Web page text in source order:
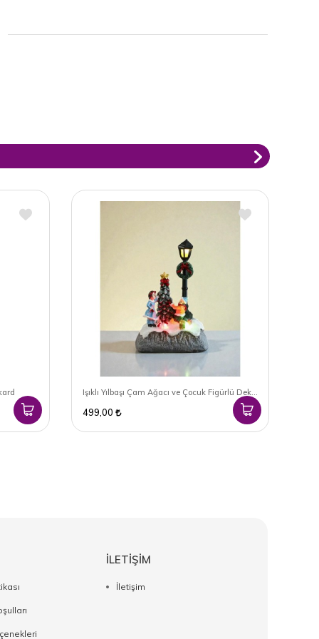
Işıklı Yılbaşı Çam Ağacı ve Çocuk Figürlü Dekor
499,00
İLETİŞİM
İletişim